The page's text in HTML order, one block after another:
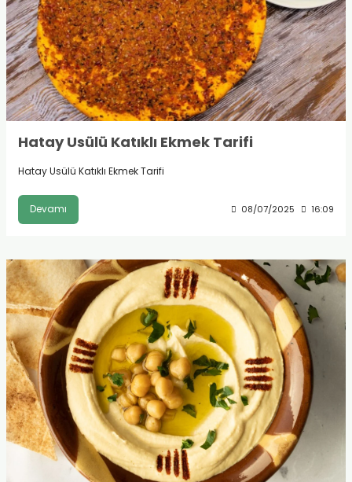
Hatay Usülü Katıklı Ekmek Tarifi
Hatay Usülü Katıklı Ekmek Tarifi
Devamı 08/07/2025 16:09